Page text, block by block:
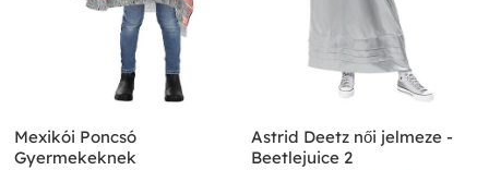
Mexikói Poncsó
Gyermekeknek
Astrid Deetz női jelmeze -
Beetlejuice 2